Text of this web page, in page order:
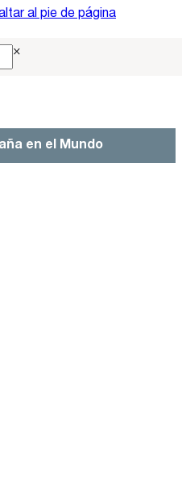
al pie de página
×
en el Mundo